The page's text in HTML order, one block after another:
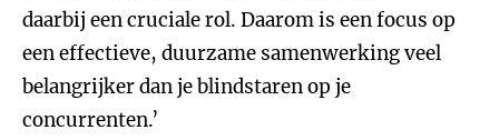
daarbij een cruciale rol. Daarom is een focus op
een effectieve, duurzame samenwerking veel
belangrijker dan je blindstaren op je
concurrenten.’